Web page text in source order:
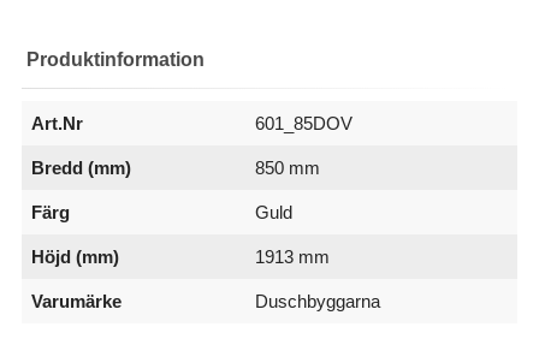
Produktinformation
Art.Nr 601_85DOV
Bredd (mm) 850 mm
Färg Guld
Höjd (mm) 1913 mm
Varumärke Duschbyggarna